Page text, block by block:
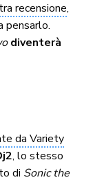
recensione,
pensarlo.
diventerà
da Variety
, lo stesso
di Sonic the